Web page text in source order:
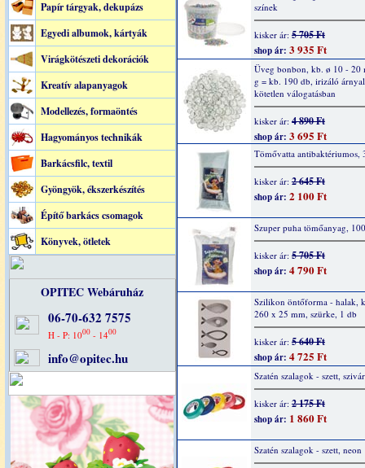
Papír tárgyak, dekupázs
Egyedi albumok, kártyák
Virágkötészeti dekorációk
Kreatív alapanyagok
Modellezés, formaöntés
Hagyományos technikák
Barkácsfilc, textil
Gyöngyök, ékszerkészítés
Építő barkács csomagok
Könyvek, ötletek
OPITEC Webáruház
06-70-632 7575
H - P: 1000- 1400
info@opitec.hu
színek
kisker ár: 5 705 Ft
shop ár: 3 935 Ft
Üveg bonbon, kb. ø 10 - 20
g = kb. 190 db, irizáló
kötetlen válogatásban
kisker ár: 4 890 Ft
shop ár: 3 695 Ft
Tömővatta antibaktériumos,
kisker ár: 2 645 Ft
shop ár: 2 100 Ft
Szuper puha tömőanyag,
kisker ár: 5 705 Ft
shop ár: 4 790 Ft
Szilikon öntőforma - halak,
260 x 25 mm, szürke, 1 db
kisker ár: 5 640 Ft
shop ár: 4 725 Ft
Szatén szalagok - szett,
kisker ár: 2 175 Ft
shop ár: 1 860 Ft
Szatén szalagok - szett, neon